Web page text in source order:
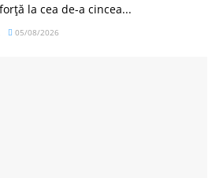
la cea de-a cincea...
05/08/2026